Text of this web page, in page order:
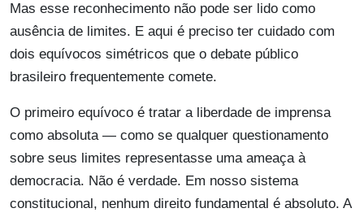
Mas esse reconhecimento não pode ser lido como
ausência de limites. E aqui é preciso ter cuidado com
dois equívocos simétricos que o debate público
brasileiro frequentemente comete.
O primeiro equívoco é tratar a liberdade de imprensa
como absoluta — como se qualquer questionamento
sobre seus limites representasse uma ameaça à
democracia. Não é verdade. Em nosso sistema
constitucional, nenhum direito fundamental é absoluto. A